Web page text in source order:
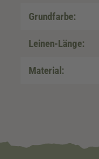
Grundfarbe:
Leinen-Länge:
Material: